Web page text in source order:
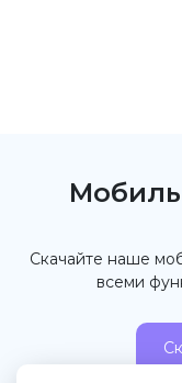
Скачайте наше
всеми